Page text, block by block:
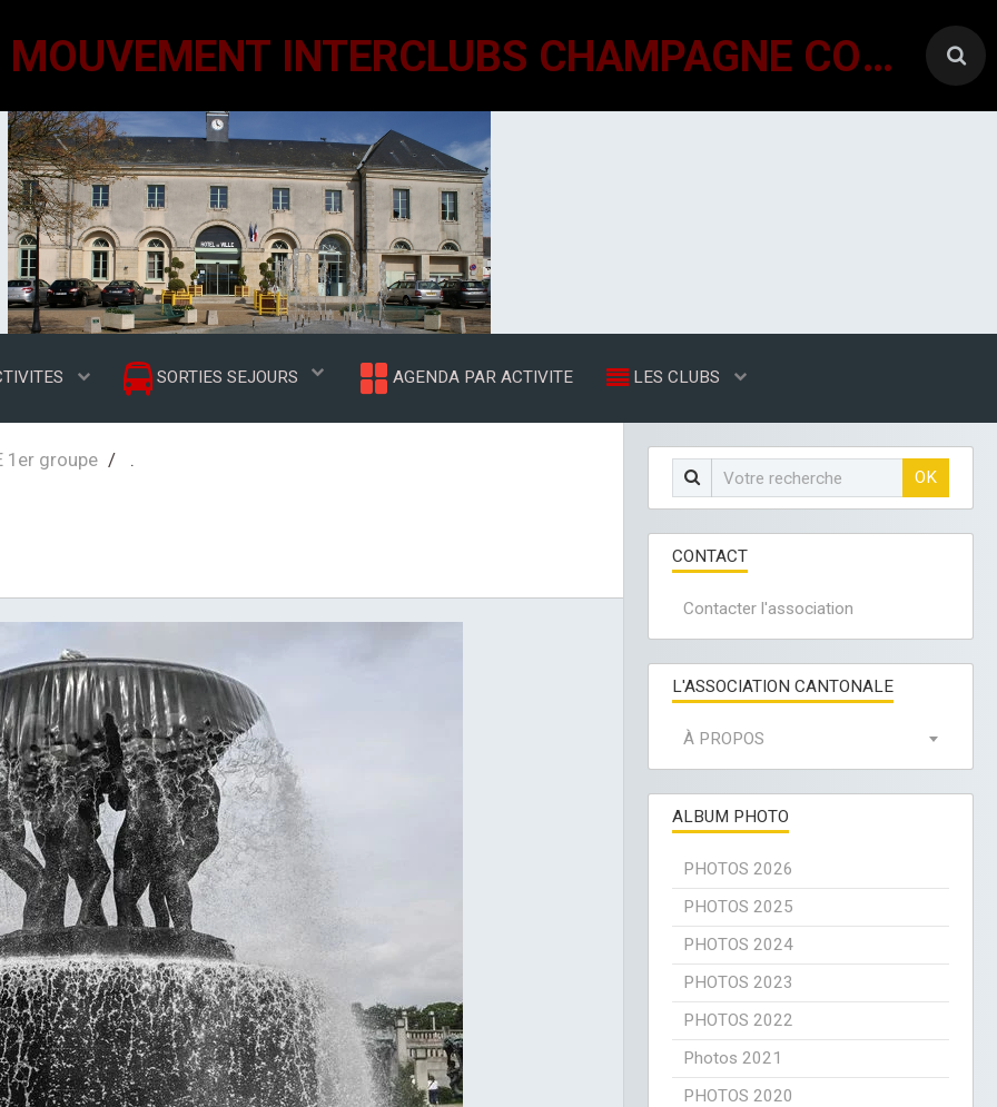
GÉNÉRATIONS MOUVEMENT INTERCLUBS CHAMPAGNE CONLINOISE
SORTIES SEJOURS AGENDA PAR ACTIVITE LES CLUBS
1er groupe .
OK
CONTACT
Contacter l'association
L'ASSOCIATION CANTONALE
À PROPOS
ALBUM PHOTO
PHOTOS 2026
PHOTOS 2025
PHOTOS 2024
PHOTOS 2023
PHOTOS 2022
Photos 2021
PHOTOS 2020